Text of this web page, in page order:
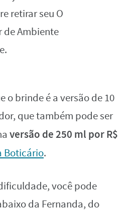
retirar seu O
Ambiente
o brinde é a versão de 10
que também pode ser
versão de250 ml por R$
Boticário.
você pode
da Fernanda, do